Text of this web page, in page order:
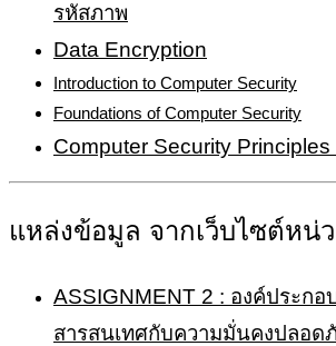
รหัสภาพ
Data Encryption
Introduction to Computer Security
Foundations of Computer Security
Computer Security
แหล่งข้อมูล จากเว็บไซต์หน่
ASSIGNMENT 2 : องค์ประกอ
สารสนเทศกับความมั่นคงปลอด